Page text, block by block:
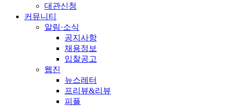
대관신청
커뮤니티
알림·소식
공지사항
채용정보
입찰공고
웹진
뉴스레터
프리뷰&리뷰
피플